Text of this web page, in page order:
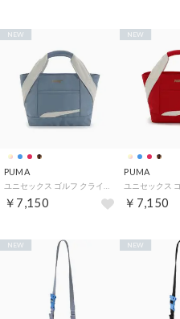
PUMA
￥7,150
NEW
PUMA
￥7,150
NEW
NEW NEW